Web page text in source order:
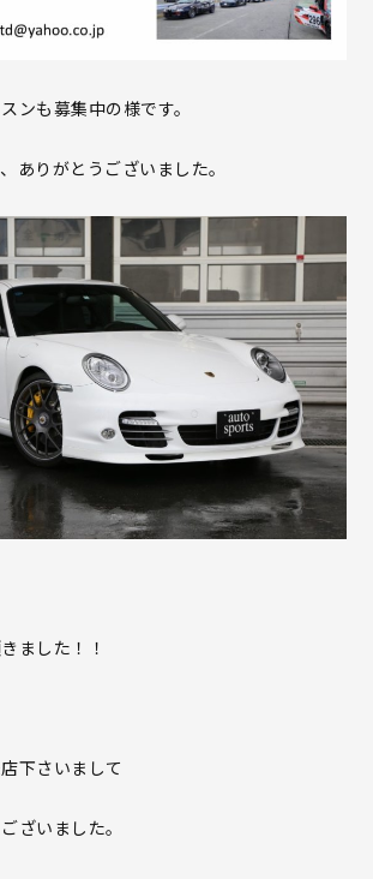
ンも募集中の様です。
ありがとうございました。
ました！！
下さいまして
ざいました。